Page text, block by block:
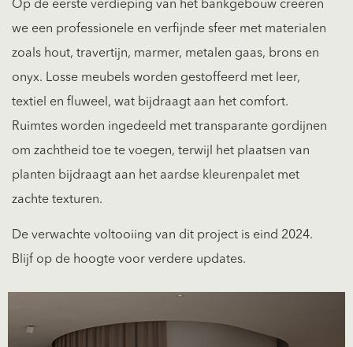
Op de eerste verdieping van het bankgebouw creëren
we een professionele en verfijnde sfeer met materialen
zoals hout, travertijn, marmer, metalen gaas, brons en
onyx. Losse meubels worden gestoffeerd met leer,
textiel en fluweel, wat bijdraagt aan het comfort.
Ruimtes worden ingedeeld met transparante gordijnen
om zachtheid toe te voegen, terwijl het plaatsen van
planten bijdraagt aan het aardse kleurenpalet met
zachte texturen.
De verwachte voltooiing van dit project is eind 2024.
Blijf op de hoogte voor verdere updates.